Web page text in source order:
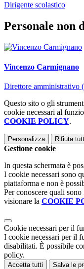
Dirigente scolastico
Personale non
Vincenzo Carmignano
Direttore amministrativo
Questo sito o gli
cookie necessari al
COOKIE POLICY.
Personalizza Rifiuta
Gestione cookie
In questa schermata è
I cookie necessari sono
piattaforma e non è
Per conoscere quali
visionare la COOKIE
Cookie necessari per il
I cookie necessari per il
disabilitati. È possibile
policy.
Accetta tutti Salva le